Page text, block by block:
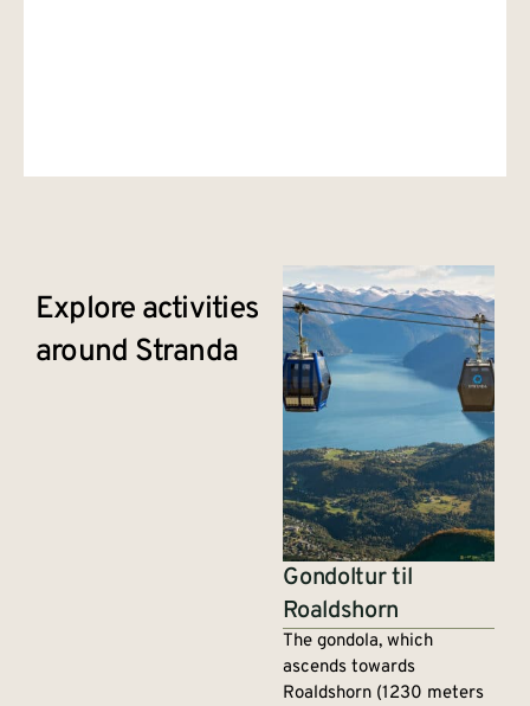
Explore activities
around Stranda
Gondoltur til
Roaldshorn
The gondola, which
ascends towards
Roaldshorn (1230 meters